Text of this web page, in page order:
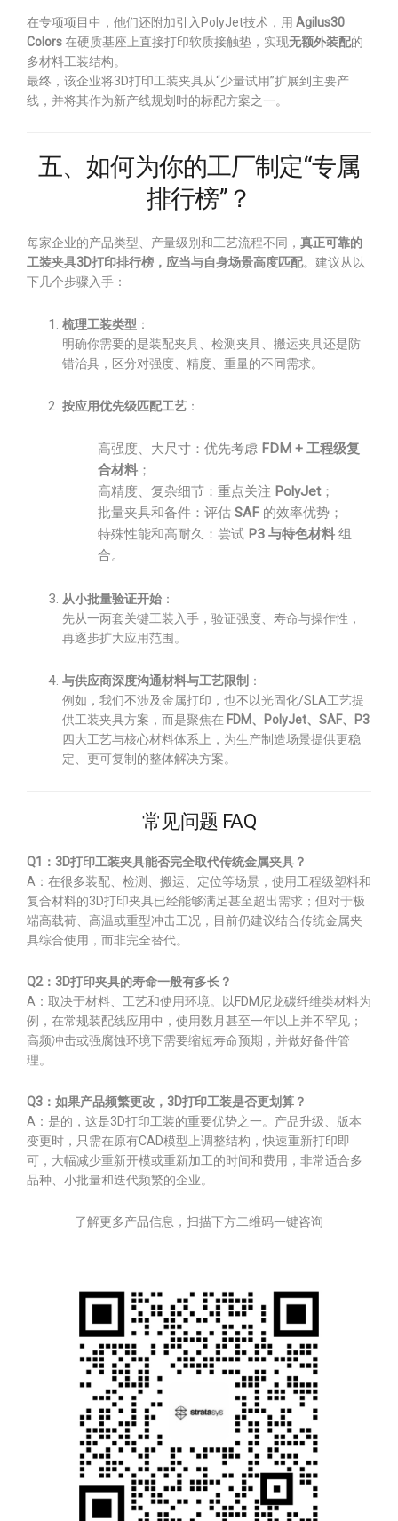
在专项项目中，他们还附加引入PolyJet技术，用 Agilus30
Colors在硬质基座上直接打印软质接触垫，实现无额外装配的
多材料工装结构。
最终，该企业将3D打印工装夹具从“少量试用”扩展到主要产
线，并将其作为新产线规划时的标配方案之一。
五、如何为你的工厂制定“专属
排行榜”？
每家企业的产品类型、产量级别和工艺流程不同， 真正可靠的
工装夹具3D打印排行榜，应当与自身场景高度匹配。建议从以
下几个步骤入手：
梳理工装类型 ：
明确你需要的是装配夹具、检测夹具、搬运夹具还是防
错治具，区分对强度、精度、重量的不同需求。
按应用优先级匹配工艺 ：
高强度、大尺寸：优先考虑 FDM + 工程级复
合材料 ；
高精度、复杂细节：重点关注 PolyJet；
批量夹具和备件：评估 SAF 的效率优势；
特殊性能和高耐久：尝试 P3 与特色材料 组
合。
从小批量验证开始 ：
先从一两套关键工装入手，验证强度、寿命与操作性，
再逐步扩大应用范围。
与供应商深度沟通材料与工艺限制 ：
例如，我们不涉及金属打印，也不以光固化/SLA工艺提
供工装夹具方案，而是聚焦在 FDM、PolyJet、SAF、P3
四大工艺与核心材料体系上，为生产制造场景提供更稳
定、更可复制的整体解决方案。
常见问题 FAQ
Q1：3D打印工装夹具能否完全取代传统金属夹具？
A：在很多装配、检测、搬运、定位等场景，使用工程级塑料和
复合材料的3D打印夹具已经能够满足甚至超出需求；但对于极
端高载荷、高温或重型冲击工况，目前仍建议结合传统金属夹
具综合使用，而非完全替代。
Q2：3D打印夹具的寿命一般有多长？
A：取决于材料、工艺和使用环境。以FDM尼龙碳纤维类材料为
例，在常规装配线应用中，使用数月甚至一年以上并不罕见；
高频冲击或强腐蚀环境下需要缩短寿命预期，并做好备件管
理。
Q3：如果产品频繁更改，3D打印工装是否更划算？
A：是的，这是3D打印工装的重要优势之一。产品升级、版本
变更时，只需在原有CAD模型上调整结构，快速重新打印即
可，大幅减少重新开模或重新加工的时间和费用，非常适合多
品种、小批量和迭代频繁的企业。
了解更多产品信息，扫描下方二维码一键咨询